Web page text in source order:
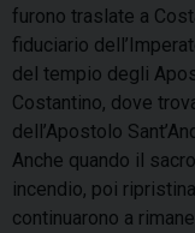
furono traslate a
fiduciario
del tempio degli
Costantino, dove
dell’Apostolo
Anche quando il
incendio, poi
continuarono a